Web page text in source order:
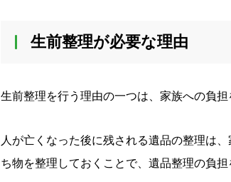
生前整理が必要な理由
生前整理を行う理由の一つは、家族への負担
人が亡くなった後に残される遺品の整理は
ち物を整理しておくことで、遺品整理の負担